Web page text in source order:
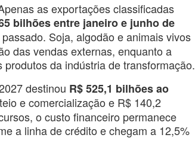
as exportações classificadas
bilhões entre janeiro e junho de
Soja, algodão e animais vivos
das vendas externas, enquanto a
da indústria de transformação.
destinou R$ 525,1 bilhões ao
e comercialização e R$ 140,2
o custo financeiro permanece
a linha de crédito e chegam a 12,5%